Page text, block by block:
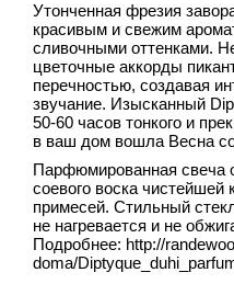
Утонченная фрезия
красивым и свежим
сливочными оттенками.
цветочные аккорды
перечностью, создавая
звучание. Изысканный
50-60 часов тонкого и
в ваш дом вошла Весна
Парфюмированная свеча
соевого воска чистейшей
примесей. Стильный
не нагревается и не
Подробнее: http://
doma/